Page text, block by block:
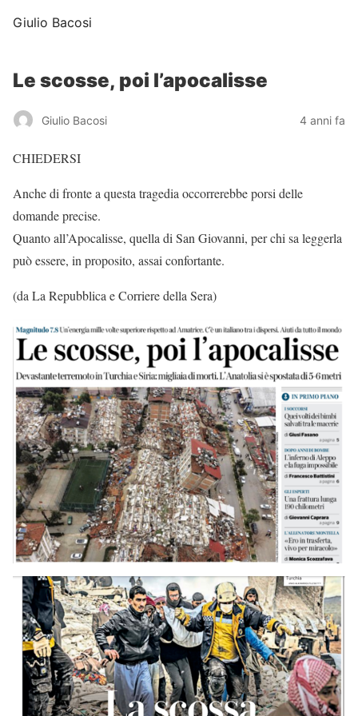
Giulio Bacosi
Le scosse, poi l’apocalisse
Giulio Bacosi 4 anni fa
CHIEDERSI
Anche di fronte a questa tragedia occorrerebbe porsi delle
domande precise.
Quanto all’Apocalisse, quella di San Giovanni, per chi sa leggerla
può essere, in proposito, assai confortante.
(da La Repubblica e Corriere della Sera)